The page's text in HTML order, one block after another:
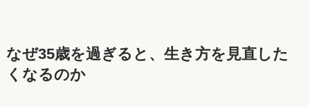
なぜ35歳を過ぎると、生き方を見直した
くなるのか